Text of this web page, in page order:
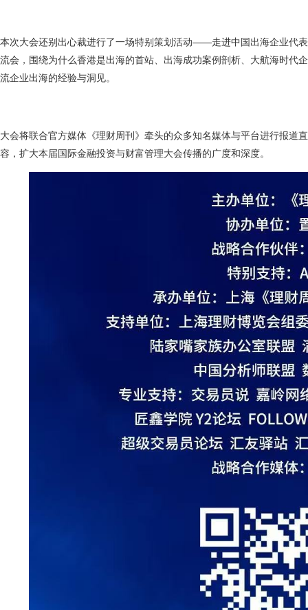
本次大会还别出心裁进行了一场特别策划活动——走进中国出海企业代
流会，围绕为什么香港是出海的首站、出海成功案例剖析、大航海时代
流企业出海的经验与洞见。
大会将联合官方媒体《理财周刊》牵头的众多知名媒体与平台进行报道
容，扩大本届国际金融投资与财富管理大会传播的广度和深度。